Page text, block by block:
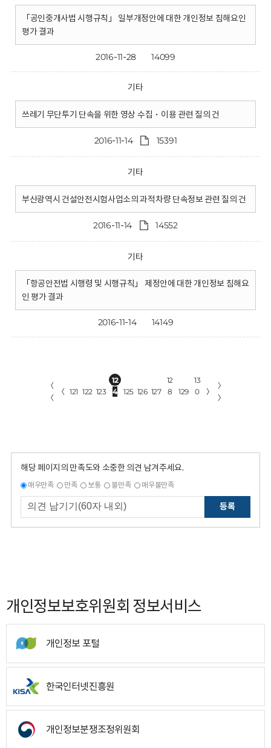
「공인중개사법 시행규칙」 일부개정안에 대한 개인정보 침해요인
평가 결과
2016-11-28 14099
기타
쓰레기 무단투기 단속을 위한 영상 수집・이용 관련 질의 건
2016-11-14 15391
기타
부산광역시 건설안전시험사업소의 과적차량 단속정보 관련 질의 건
2016-11-14 14552
기타
「항공안전법 시행령 및 시행규칙」 제정안에 대한 개인정보 침해요
인 평가 결과
2016-11-14 14149
〈
〈
〈 121 122 123
12
4
125 126 127
12
8
129
13
0
〉
〉
〉
해당 페이지의 만족도와 소중한 의견 남겨주세요.
매우만족 만족 보통 불만족 매우불만족
등록
개인정보보호위원회 정보서비스
개인정보 포털
한국인터넷진흥원
개인정보분쟁조정위원회